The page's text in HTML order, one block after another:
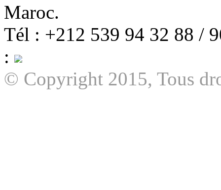
Maroc.
Tél : +212 539 94 32 88 /
:
© Copyright 2015, Tous